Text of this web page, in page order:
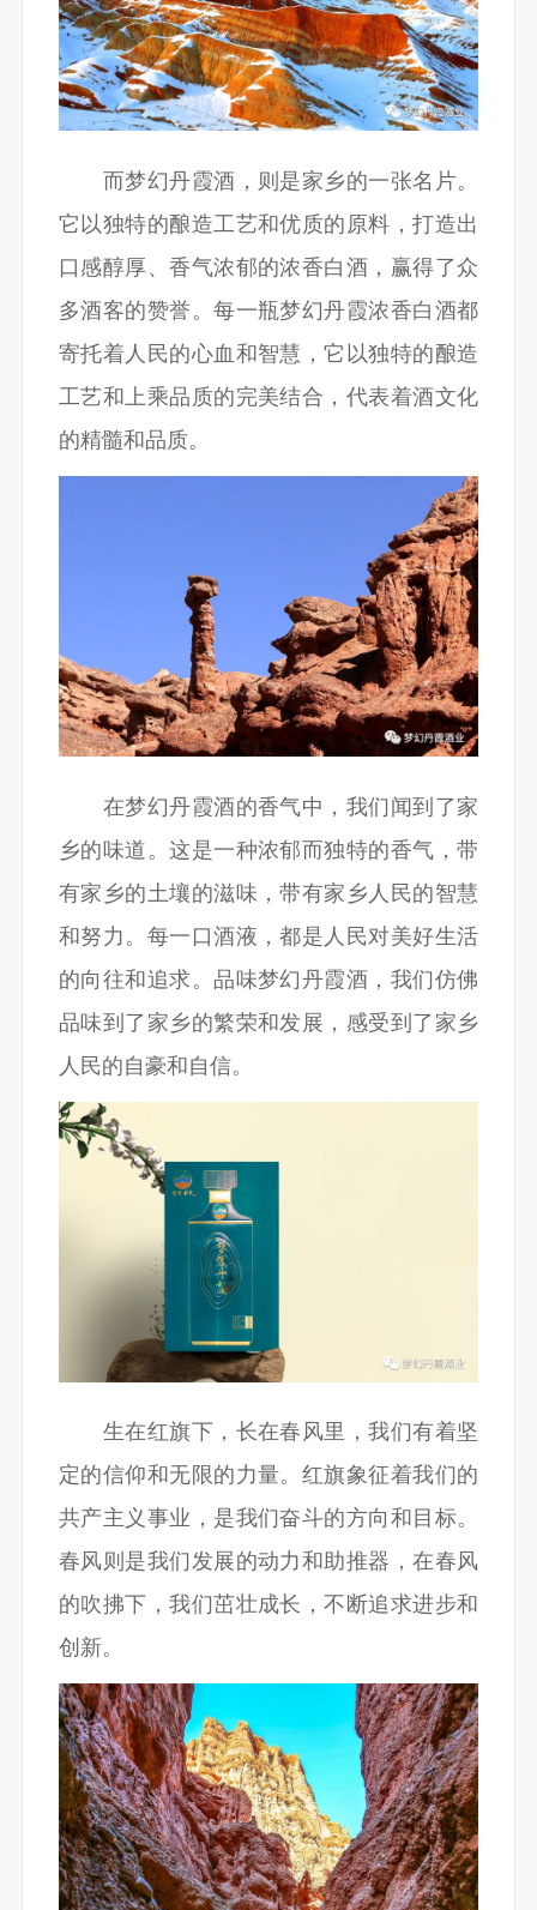
而梦幻丹霞酒，则是家乡的一张名片。
它以独特的酿造工艺和优质的原料，打造出
口感醇厚、香气浓郁的浓香白酒，赢得了众
多酒客的赞誉。每一瓶梦幻丹霞浓香白酒都
寄托着人民的心血和智慧，它以独特的酿造
工艺和上乘品质的完美结合，代表着酒文化
的精髓和品质。
在梦幻丹霞酒的香气中，我们闻到了家
乡的味道。这是一种浓郁而独特的香气，带
有家乡的土壤的滋味，带有家乡人民的智慧
和努力。每一口酒液，都是人民对美好生活
的向往和追求。品味梦幻丹霞酒，我们仿佛
品味到了家乡的繁荣和发展，感受到了家乡
人民的自豪和自信。
生在红旗下，长在春风里，我们有着坚
定的信仰和无限的力量。红旗象征着我们的
共产主义事业，是我们奋斗的方向和目标。
春风则是我们发展的动力和助推器，在春风
的吹拂下，我们茁壮成长，不断追求进步和
创新。